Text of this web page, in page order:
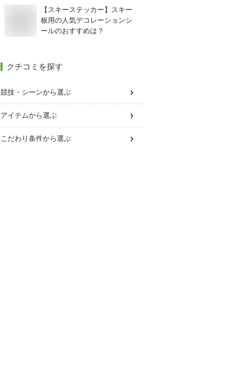
【スキーステッカー】スキー
板用の人気デコレーションシ
ールのおすすめは？
クチコミを探す
競技・シーンから選ぶ
アイテムから選ぶ
こだわり条件から選ぶ